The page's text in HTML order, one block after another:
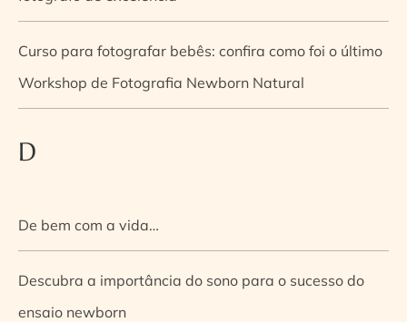
Curso para fotografar bebês: confira como foi o último
Workshop de Fotografia Newborn Natural
D
De bem com a vida…
Descubra a importância do sono para o sucesso do
ensaio newborn